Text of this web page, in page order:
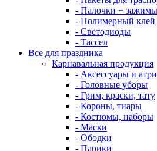
- Палочки + зажимы
- Полимерный
- Светодиоды
- Тассел
Все для праздника
Карнавальная продукция
- Аксессуары и
- Головные уборы
- Грим, краски, тату
- Короны, тиары
- Костюмы, наборы
- Маски
- Ободки
- Парики